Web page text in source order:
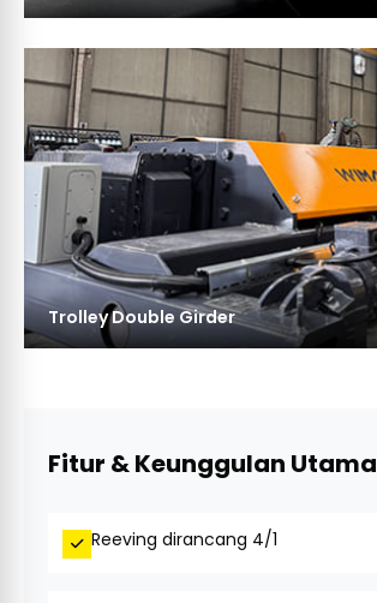
Trolley Double Girder
Fitur & Keunggulan Utama
Reeving dirancang 4/1